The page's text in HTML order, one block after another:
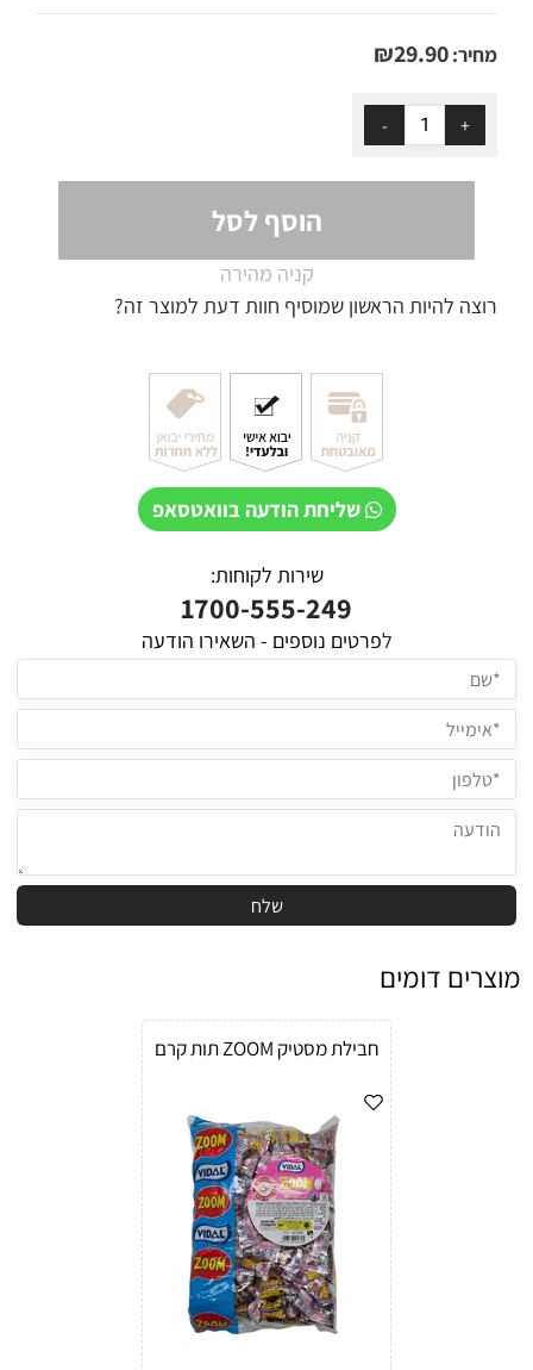
מחיר: ₪29.90
הוסף לסל
קניה מהירה
רוצה להיות הראשון שמוסיף חוות דעת למוצר זה?
שליחת הודעה בוואטסאפ
שירות לקוחות:
1700-555-249
לפרטים נוספים - השאירו הודעה
מוצרים דומים
חבילת מסטיק ZOOM תות קרם